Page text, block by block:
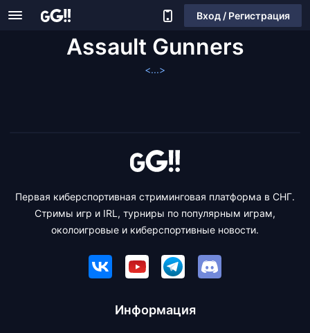
Вход / Регистрация
Assault Gunners
<...>
Первая киберспортивная стриминговая платформа в СНГ.
Стримы игр и IRL, турниры по популярным играм,
околоигровые и киберспортивные новости.
Информация